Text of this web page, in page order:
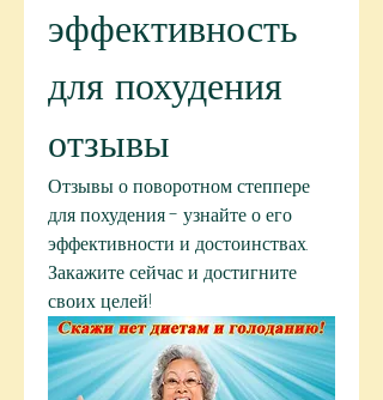
эффективность
для похудения
отзывы
Отзывы о поворотном степпере
для похудения - узнайте о его
эффективности и достоинствах.
Закажите сейчас и достигните
своих целей!